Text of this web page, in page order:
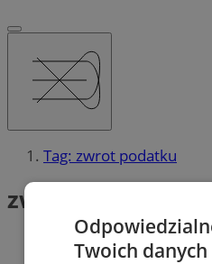
Tag: zwrot podatku
zwrot podatku (2)
Twoich danych